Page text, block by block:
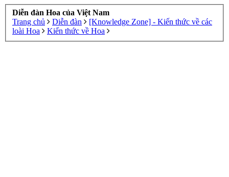
Diễn đàn Hoa của Việt Nam
Trang chủ
Diễn đàn
[Knowledge Zone] - Kiến thức về các
loài Hoa
Kiến thức về Hoa